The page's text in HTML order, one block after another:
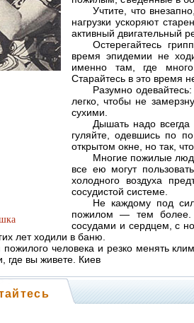
Учтите, что
нагрузки ускоряют
активный двигательный
Остерегайтесь
время эпидемии не
именно там, где
Старайтесь в это время
Разумно
легко, чтобы не
сухими.
Дышать надо
гуляйте, одевшись по
открытом окне, но так,
Многие пожилые
все ею могут
холодного воздуха
сосудистой системе.
Не каждому под
пожилом — тем более.
сосудами и сердцем, с
лет ходили в баню.
человека и резко менять
где вы живете. Киев